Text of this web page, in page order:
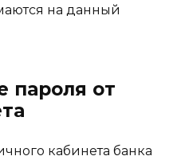
на данный
пароля от
кабинета банка